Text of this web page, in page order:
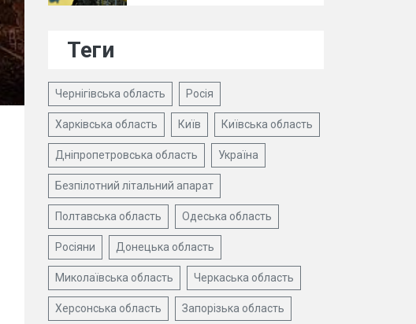
Теги
Чернігівська область Росія
Харківська область Київ Київська область
Дніпропетровська область Україна
Безпілотний літальний апарат
Полтавська область Одеська область
Росіяни Донецька область
Миколаївська область Черкаська область
Херсонська область Запорізька область